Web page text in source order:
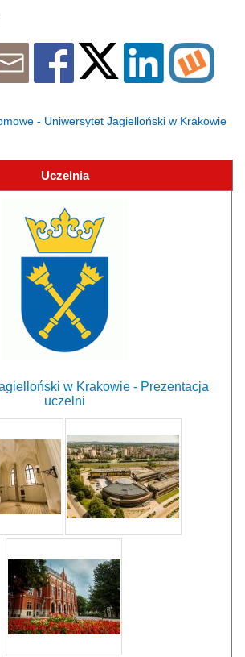
- Uniwersytet Jagielloński w Krakowie
Uczelnia
w Krakowie - Prezentacja
uczelni